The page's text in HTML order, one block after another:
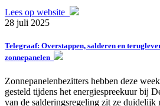
Lees op website
28 juli 2025
Telegraaf: Overstappen, salderen en
zonnepanelen
Zonnepanelenbezitters hebben deze
gesteld tijdens het energiespreekuur bij
van de salderingsregeling zit ze